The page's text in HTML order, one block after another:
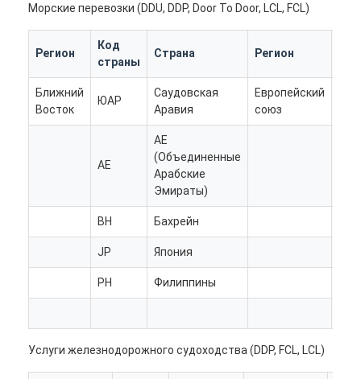
контроль качества
контактные данные
Побеседуйте теперь
Международная перевозка передняя
Перевозимый самолетами груз передний
Морские перевозки
ДДП доставка из Китая
ЖЕЛЕЗНОДОРОЖНЫЕ ПЕРЕВОЗКИ
Морские перевозки (DDU, DDP, Door To Door, LCL, FCL)
Регион
Код
страны
Страна Регион
Ближний
Восток
ЮАР
Саудовская
Аравия
Европейский
союз
AE
AE
(Объединенные
Арабские
Эмираты)
BH Бахрейн
JP Япония
PH Филиппины
Услуги железнодорожного судоходства (DDP, FCL, LCL)